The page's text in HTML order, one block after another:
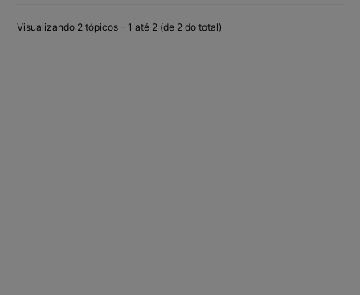
Visualizando 2 tópicos - 1 até 2 (de 2 do total)